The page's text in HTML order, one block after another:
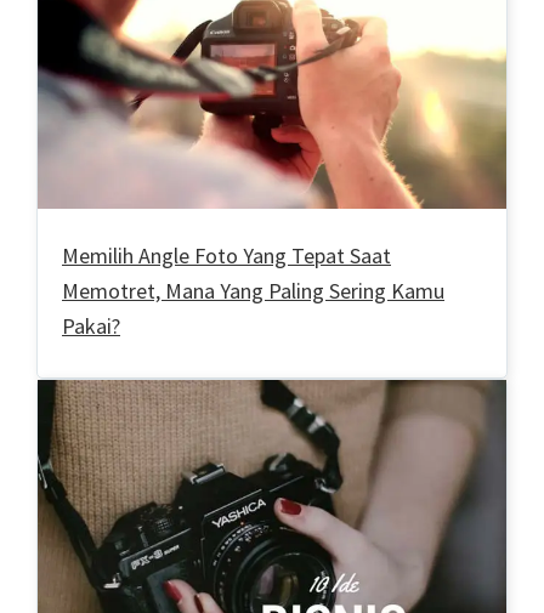
Memilih Angle Foto Yang Tepat Saat
Memotret, Mana Yang Paling Sering Kamu
Pakai?